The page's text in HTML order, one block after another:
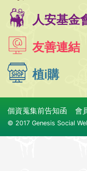
人安基金
友善連結
植i購
個資蒐集前告知函 會
© 2017 Genesis Social